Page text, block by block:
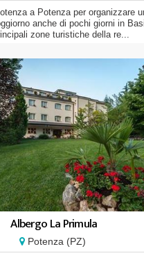
a Potenza per organizzare
anche di pochi giorni in
zone turistiche della re...
Albergo La Primula
Potenza (PZ)